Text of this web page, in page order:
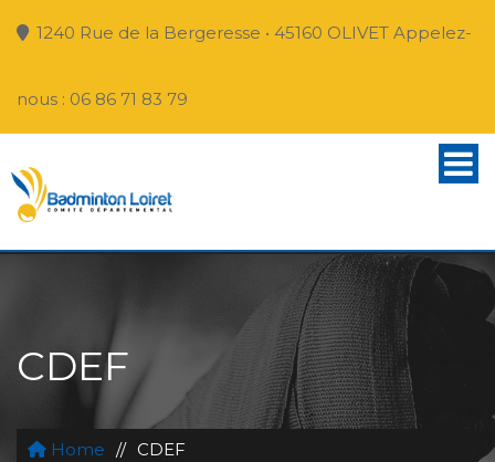
1240 Rue de la Bergeresse • 45160 OLIVET Appelez-
nous : 06 86 71 83 79
CDEF
Home // CDEF